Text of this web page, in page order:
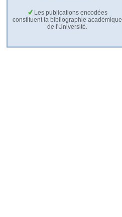
Les publications encodées
constituent la bibliographie académique
de l'Université.